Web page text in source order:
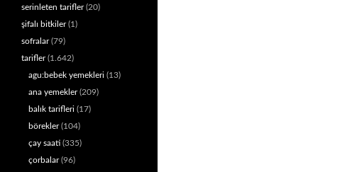
serinleten tarifler(20)
şifalı bitkiler(1)
sofralar(79)
tarifler(1.642)
agu:bebek yemekleri (13)
ana yemekler(209)
balık tarifleri (17)
börekler(104)
çay saati (335)
çorbalar(96)